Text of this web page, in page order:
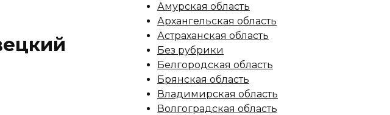
Амурская область
Архангельская область
Астраханская область
Без рубрики
Белгородская область
Брянская область
Владимирская область
Волгоградская область